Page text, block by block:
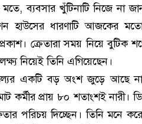
মতে, ব্যবসার খুঁটিনাটি নিজে
হাউসের ধারণাটি আজকের মতো
ক্রেতারা সময় নিয়ে বুটিক
নিয়েই তিনি এগিয়েছেন।
একটি বড় অংশ জুড়ে আছে
কর্মীর প্রায় ৮০ শতাংশই নারী।
পরিচয় দিচ্ছেন। তিনি মনে